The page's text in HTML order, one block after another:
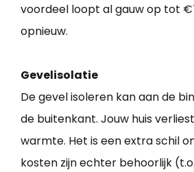
voordeel loopt al gauw op tot
opnieuw.
Gevelisolatie
De gevel isoleren kan aan de
de buitenkant. Jouw huis
warmte. Het is een extra schil
kosten zijn echter behoorlijk